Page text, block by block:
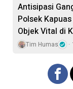
Antisipasi
Polsek
Objek Vital di
Tim Humas